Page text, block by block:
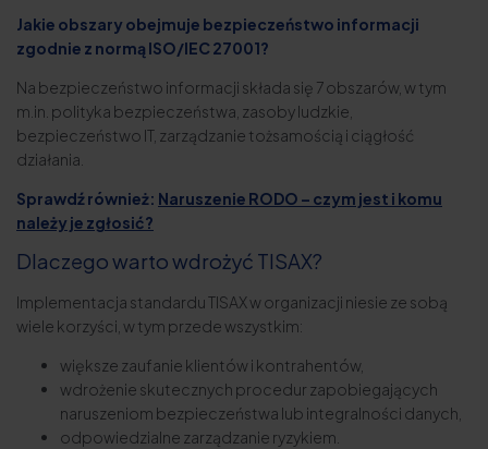
Jakie obszary obejmuje bezpieczeństwo informacji
zgodnie z normą ISO/IEC 27001?
Na bezpieczeństwo informacji składa się 7 obszarów, w tym
m.in. polityka bezpieczeństwa, zasoby ludzkie,
bezpieczeństwo IT, zarządzanie tożsamością i ciągłość
działania.
Sprawdź również: Naruszenie RODO – czym jest i komu
należy je zgłosić?
Dlaczego warto wdrożyć TISAX?
Implementacja standardu TISAX w organizacji niesie ze sobą
wiele korzyści, w tym przede wszystkim:
większe zaufanie klientów i kontrahentów,
wdrożenie skutecznych procedur zapobiegających
naruszeniom bezpieczeństwa lub integralności danych,
odpowiedzialne zarządzanie ryzykiem.